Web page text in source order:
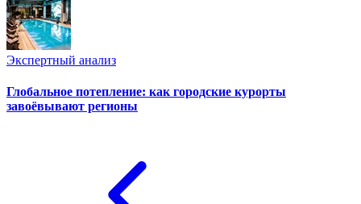
Экспертный анализ
Глобальное потепление: как городские курорты
завоёвывают регионы